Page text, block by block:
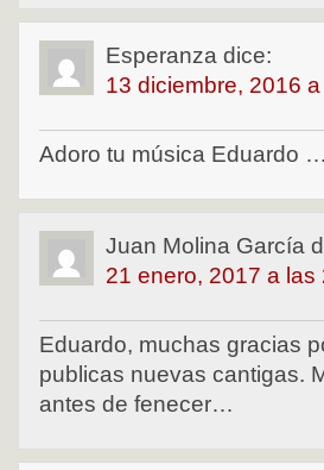
Esperanza dice:
13 diciembre, 2016
Adoro tu música Eduardo
Juan Molina García
21 enero, 2017 a las
Eduardo, muchas gracias
publicas nuevas cantigas.
antes de fenecer…